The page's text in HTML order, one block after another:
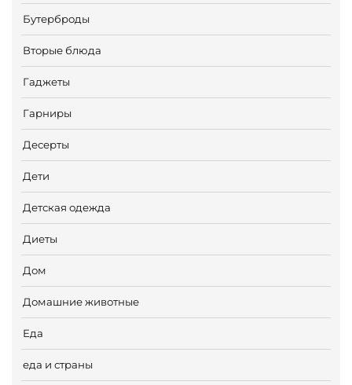
Бутерброды
Вторые блюда
Гаджеты
Гарниры
Десерты
Дети
Детская одежда
Диеты
Дом
Домашние животные
Еда
еда и страны